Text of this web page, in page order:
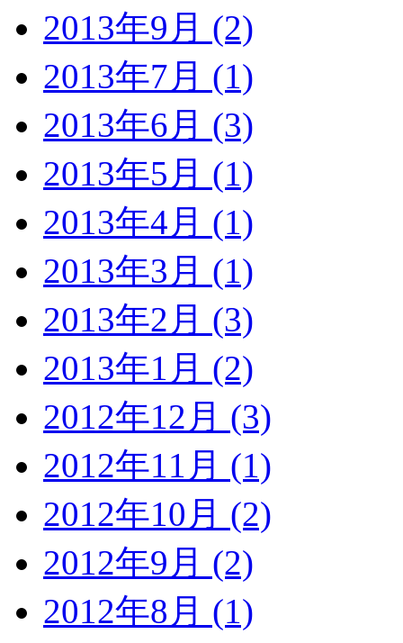
2013年9月 (2)
2013年7月 (1)
2013年6月 (3)
2013年5月 (1)
2013年4月 (1)
2013年3月 (1)
2013年2月 (3)
2013年1月 (2)
2012年12月 (3)
2012年11月 (1)
2012年10月 (2)
2012年9月 (2)
2012年8月 (1)